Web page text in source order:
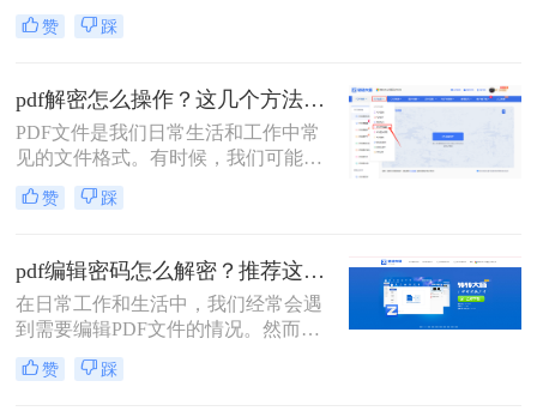
而广泛应用于各个领域。然而，有时
我们会遇到一些带有编辑限制的PDF
以防止未经授权的修改。那么pdf编辑
密码怎么解开呢？本文将介绍几种解
开PDF编辑密码的有效方法，帮助您
轻松应对这一挑战。
赞 踩
pdf解密怎么操作？这几个方法可以试一试！
PDF文件是我们日常生活和工作中常
见的文件格式。有时候，我们可能会
遇到一些加密的PDF文件，这给我们
的阅读和编辑带来了一些困扰。那
介绍解密PDF文件的几种方法，帮助
你轻松解锁你的文件。
赞 踩
pdf编辑密码怎么解密？推荐这三种PDF解码方法！
在日常工作和生活中，我们经常会遇
到需要编辑PDF文件的情况。然而，
有些PDF文件会设置密码保护，限制
了我们对其内容的修改和编辑。那
赞 踩